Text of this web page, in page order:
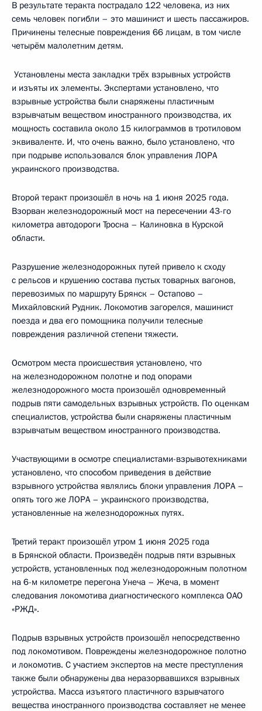
В результате теракта пострадало 122 человека, из них
семь человек погибли – это машинист и шесть пассажиров.
Причинены телесные повреждения 66 лицам, в том числе
четырём малолетним детям.
Установлены места закладки трёх взрывных устройств
и изъяты их элементы. Экспертами установлено, что
взрывные устройства были снаряжены пластичным
взрывчатым веществом иностранного производства, их
мощность составила около 15 килограммов в тротиловом
эквиваленте. И, что очень важно, было установлено, что
при подрыве использовался блок управления ЛОРА
украинского производства.
Второй теракт произошёл в ночь на 1 июня 2025 года.
Взорван железнодорожный мост на пересечении 43-го
километра автодороги Тросна – Калиновка в Курской
области.
Разрушение железнодорожных путей привело к сходу
с рельсов и крушению состава пустых товарных вагонов,
перевозимых по маршруту Брянск – Остапово –
Михайловский Рудник. Локомотив загорелся, машинист
поезда и два его помощника получили телесные
повреждения различной степени тяжести.
Осмотром места происшествия установлено, что
на железнодорожном полотне и под опорами
железнодорожного моста произошёл одновременный
подрыв пяти самодельных взрывных устройств. По оценкам
специалистов, устройства были снаряжены пластичным
взрывчатым веществом иностранного производства.
Участвующими в осмотре специалистами-взрывотехниками
установлено, что способом приведения в действие
взрывного устройства являлись блоки управления ЛОРА –
опять того же ЛОРА – украинского производства,
установленные на железнодорожных путях.
Третий теракт произошёл утром 1 июня 2025 года
в Брянской области. Произведён подрыв пяти взрывных
устройств, установленных под железнодорожным полотном
на 6-м километре перегона Унеча – Жеча, в момент
следования локомотива диагностического комплекса ОАО
«РЖД».
Подрыв взрывных устройств произошёл непосредственно
под локомотивом. Повреждены железнодорожное полотно
и локомотив. С участием экспертов на месте преступления
также были обнаружены два неразорвавшихся взрывных
устройства. Масса изъятого пластичного взрывчатого
вещества иностранного производства составляет не менее